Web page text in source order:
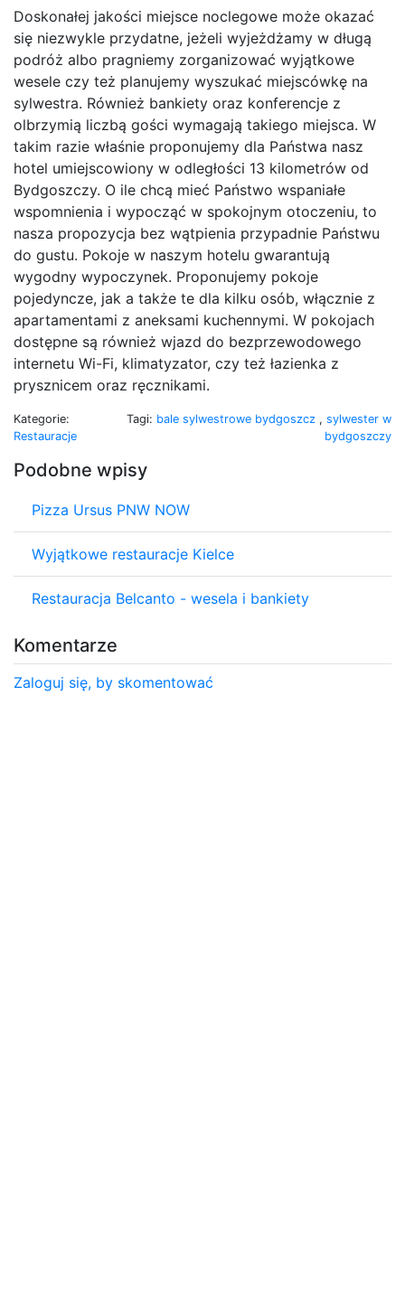
Doskonałej jakości miejsce noclegowe może okazać
się niezwykle przydatne, jeżeli wyjeżdżamy w długą
podróż albo pragniemy zorganizować wyjątkowe
wesele czy też planujemy wyszukać miejscówkę na
sylwestra. Również bankiety oraz konferencje z
olbrzymią liczbą gości wymagają takiego miejsca. W
takim razie właśnie proponujemy dla Państwa nasz
hotel umiejscowiony w odległości 13 kilometrów od
Bydgoszczy. O ile chcą mieć Państwo wspaniałe
wspomnienia i wypocząć w spokojnym otoczeniu, to
nasza propozycja bez wątpienia przypadnie Państwu
do gustu. Pokoje w naszym hotelu gwarantują
wygodny wypoczynek. Proponujemy pokoje
pojedyncze, jak a także te dla kilku osób, włącznie z
apartamentami z aneksami kuchennymi. W pokojach
dostępne są również wjazd do bezprzewodowego
internetu Wi-Fi, klimatyzator, czy też łazienka z
prysznicem oraz ręcznikami.
Kategorie:
Restauracje
Tagi: bale sylwestrowe bydgoszcz , sylwester w
bydgoszczy
Podobne wpisy
Pizza Ursus PNW NOW
Wyjątkowe restauracje Kielce
Restauracja Belcanto - wesela i bankiety
Komentarze
Zaloguj się, by skomentować